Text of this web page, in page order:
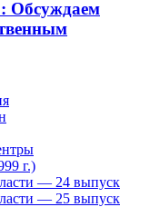
Обсуждаем
г.)
— 24 выпуск
— 25 выпуск